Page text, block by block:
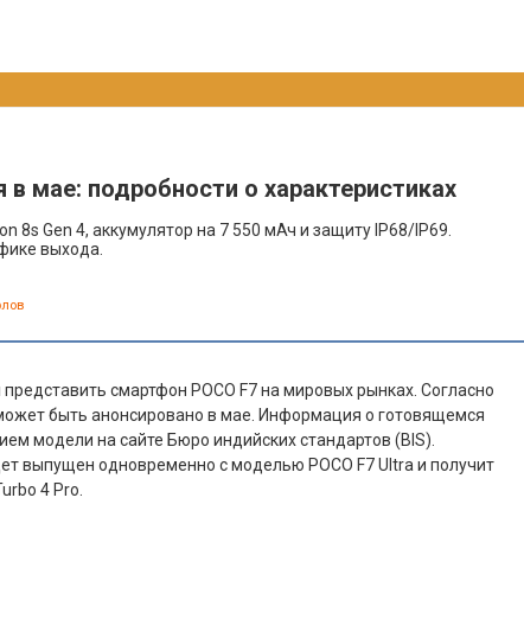
мае: подробности о характеристиках
8s Gen 4, аккумулятор на 7 550 мАч и защиту IP68/IP69.
выхода.
представить смартфон POCO F7 на мировых рынках. Согласно
быть анонсировано в мае. Информация о готовящемся
модели на сайте Бюро индийских стандартов (BIS).
выпущен одновременно с моделью POCO F7 Ultra и получит
4 Pro.